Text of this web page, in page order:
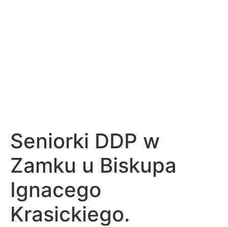
Seniorki DDP w
Zamku u Biskupa
Ignacego
Krasickiego.